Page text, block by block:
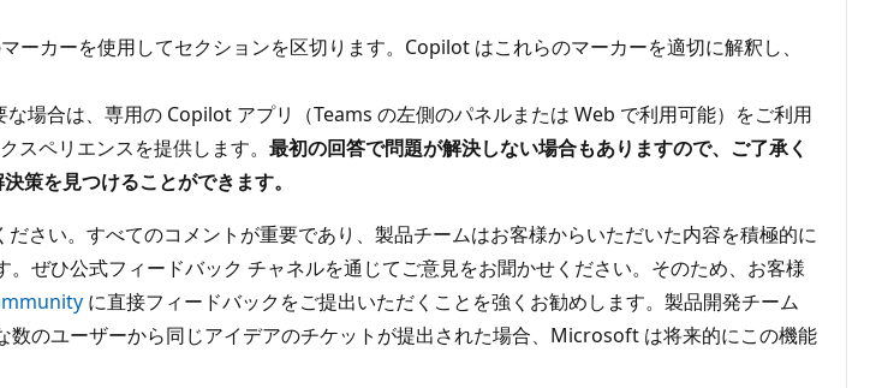
カーを使用してセクションを区切ります。Copilot はこれらのマーカーを適切に解釈し、
場合は、専用の Copilot アプリ（Teams の左側のパネルまたは Web で利用可能）をご利用
スペリエンスを提供します。 最初の回答で問題が解決しない場合もありますので、ご了承く
策を見つけることができます。
さい。すべてのコメントが重要であり、製品チームはお客様からいただいた内容を積極的に
ぜひ公式フィードバック チャネルを通じてご意見をお聞かせください。そのため、お客様
に直接フィードバックをご提出いただくことを強くお勧めします。製品開発チーム
のユーザーから同じアイデアのチケットが提出された場合、Microsoft は将来的にこの機能